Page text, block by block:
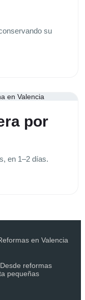
su
por
en 1–2 días.
reformas
pequeñas